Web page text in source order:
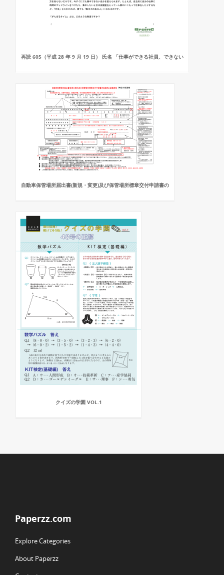
再読 605（平成 28 年 9 月 19 日） 氏名 「仕事ができる社員、できない
自動車保管場所届出書(新規・変更)及び保管場所標章交付申請書の
クイズの学園 VOL.1
Paperzz.com
Explore Categories
About Paperzz